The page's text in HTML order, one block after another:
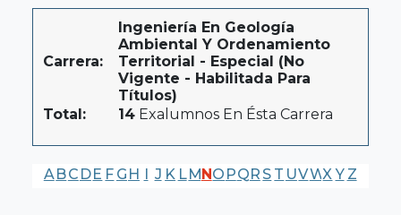
Carrera:
Ingeniería En Geología
Ambiental Y Ordenamiento
Territorial - Especial (No
Vigente - Habilitada Para
Títulos)
Total:
14 Exalumnos En Ésta Carrera
A BC DE F G H I J K LMNO PQR S T UVWX Y Z